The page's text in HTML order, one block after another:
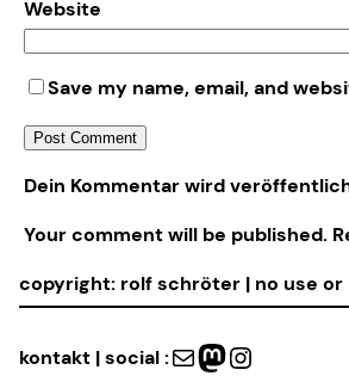
Website
Save my name, email, and
Alternative:
Dein Kommentar wird
Your comment will be published.
copyright: rolf schröter | no use
kontakt | social :Mail Mastodon Instagram